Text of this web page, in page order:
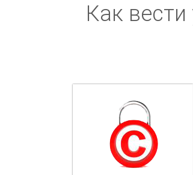
Как